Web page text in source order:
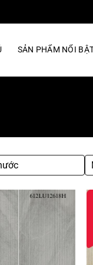
SẢN PHẨM NỔI